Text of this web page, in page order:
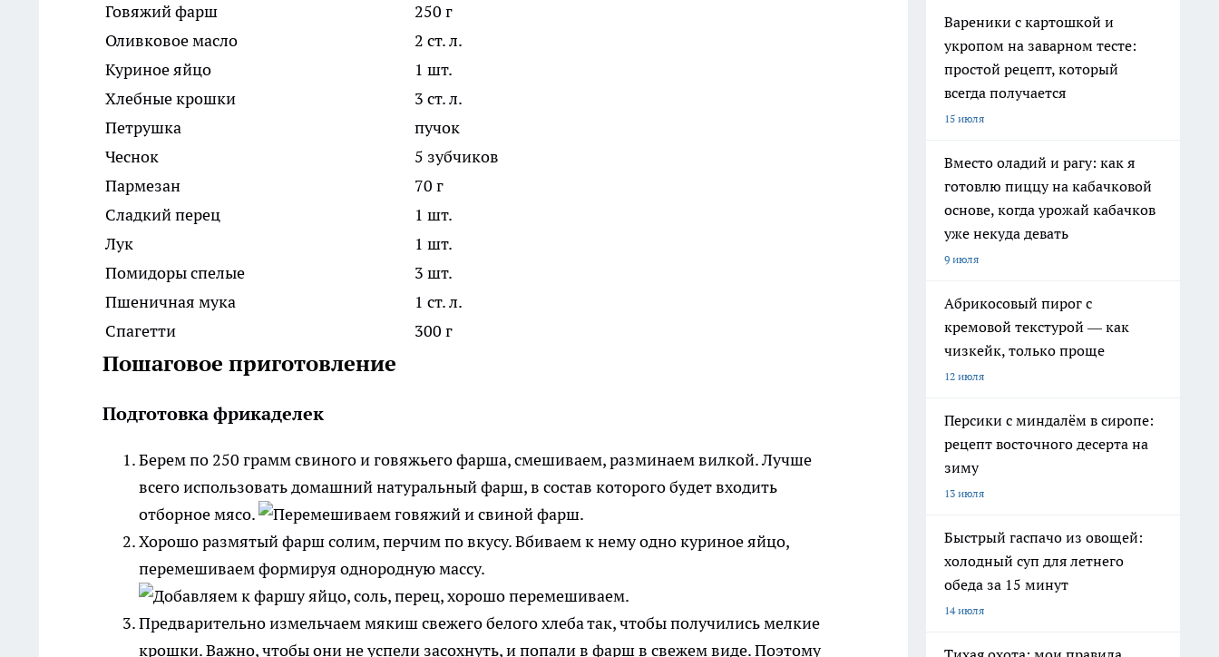
Говяжий фарш
250 г
Оливковое масло
2 ст. л.
Куриное яйцо
1 шт.
Хлебные крошки
3 ст. л.
Петрушка
пучок
Чеснок
5 зубчиков
Пармезан
70 г
Сладкий перец
1 шт.
Лук
1 шт.
Помидоры спелые
3 шт.
Пшеничная мука
1 ст. л.
Спагетти
300 г
Пошаговое приготовление
Подготовка фрикаделек
Берем по 250 грамм свиного и говяжьего фарша, смешиваем, разминаем вилкой. Лучше
всего использовать домашний натуральный фарш, в состав которого будет входить
отборное мясо.
Хорошо размятый фарш солим, перчим по вкусу. Вбиваем к нему одно куриное яйцо,
перемешиваем формируя однородную массу.
Предварительно измельчаем мякиш свежего белого хлеба так, чтобы получились мелкие
крошки. Важно, чтобы они не успели засохнуть, и попали в фарш в свежем виде. Поэтому
Вареники с картошкой и
укропом на заварном тесте:
простой рецепт, который
всегда получается
15 июля
Вместо оладий и рагу: как я
готовлю пиццу на кабачковой
основе, когда урожай кабачков
уже некуда девать
9 июля
Абрикосовый пирог с
кремовой текстурой — как
чизкейк, только проще
12 июля
Персики с миндалём в сиропе:
рецепт восточного десерта на
зиму
13 июля
Быстрый гаспачо из овощей:
холодный суп для летнего
обеда за 15 минут
14 июля